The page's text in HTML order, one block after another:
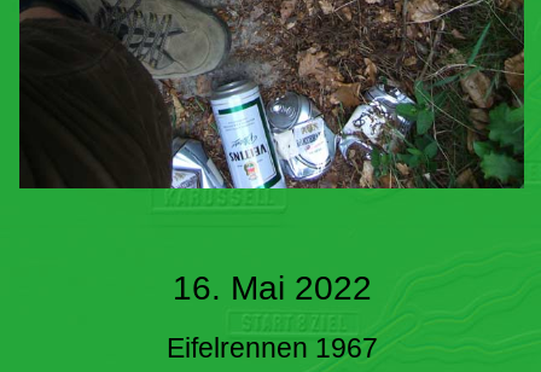
16. Mai 2022
Eifelrennen 1967